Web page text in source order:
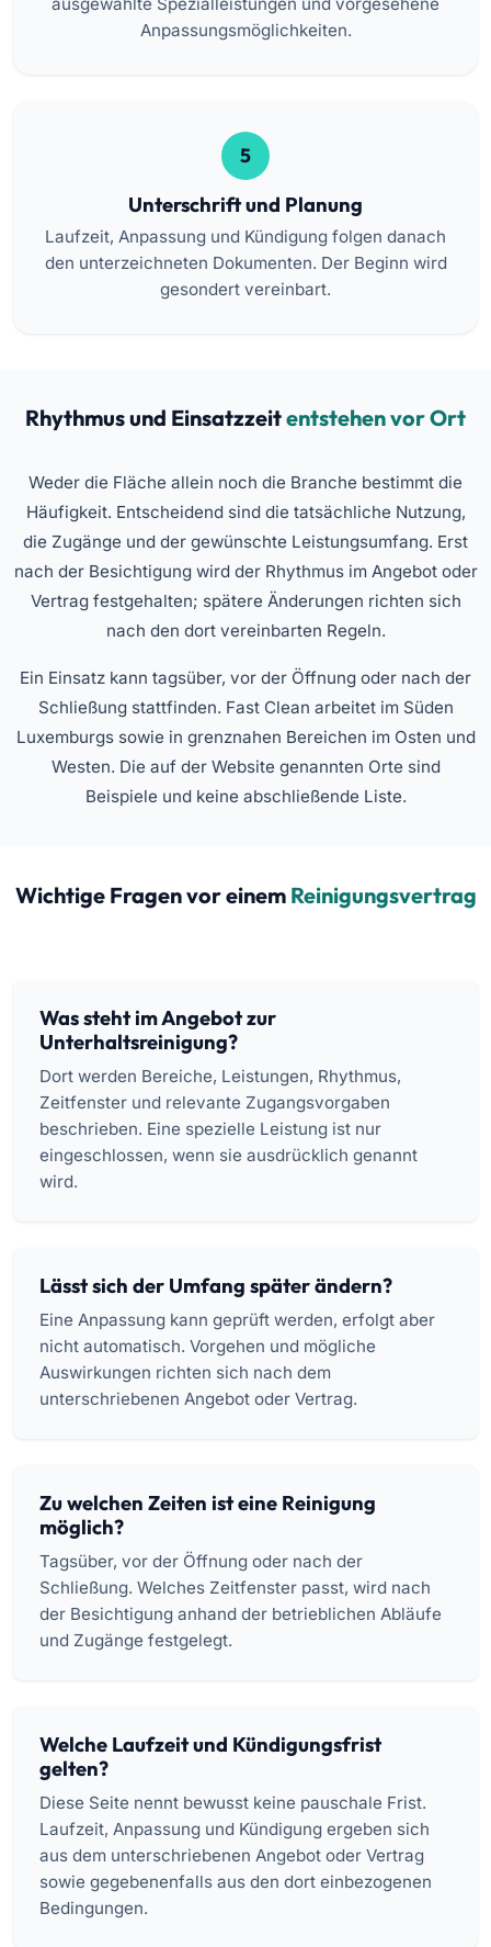
Anpassungsmöglichkeiten.
5
Unterschrift und Planung
Laufzeit, Anpassung und Kündigung folgen danach
den unterzeichneten Dokumenten. Der Beginn wird
gesondert vereinbart.
Rhythmus und Einsatzzeitentstehen vor Ort
Weder die Fläche allein noch die Branche bestimmt die
Häufigkeit. Entscheidend sind die tatsächliche Nutzung,
die Zugänge und der gewünschte Leistungsumfang. Erst
nach der Besichtigung wird der Rhythmus im Angebot oder
Vertrag festgehalten; spätere Änderungen richten sich
nach den dort vereinbarten Regeln.
Ein Einsatz kann tagsüber, vor der Öffnung oder nach der
Schließung stattfinden. Fast Clean arbeitet im Süden
Luxemburgs sowie in grenznahen Bereichen im Osten und
Westen. Die auf der Website genannten Orte sind
Beispiele und keine abschließende Liste.
Wichtige Fragen vor einem Reinigungsvertrag
Was steht im Angebot zur
Unterhaltsreinigung?
Dort werden Bereiche, Leistungen, Rhythmus,
Zeitfenster und relevante Zugangsvorgaben
beschrieben. Eine spezielle Leistung ist nur
eingeschlossen, wenn sie ausdrücklich genannt
wird.
Lässt sich der Umfang später ändern?
Eine Anpassung kann geprüft werden, erfolgt aber
nicht automatisch. Vorgehen und mögliche
Auswirkungen richten sich nach dem
unterschriebenen Angebot oder Vertrag.
Zu welchen Zeiten ist eine Reinigung
möglich?
Tagsüber, vor der Öffnung oder nach der
Schließung. Welches Zeitfenster passt, wird nach
der Besichtigung anhand der betrieblichen Abläufe
und Zugänge festgelegt.
Welche Laufzeit und Kündigungsfrist
gelten?
Diese Seite nennt bewusst keine pauschale Frist.
Laufzeit, Anpassung und Kündigung ergeben sich
aus dem unterschriebenen Angebot oder Vertrag
sowie gegebenenfalls aus den dort einbezogenen
Bedingungen.